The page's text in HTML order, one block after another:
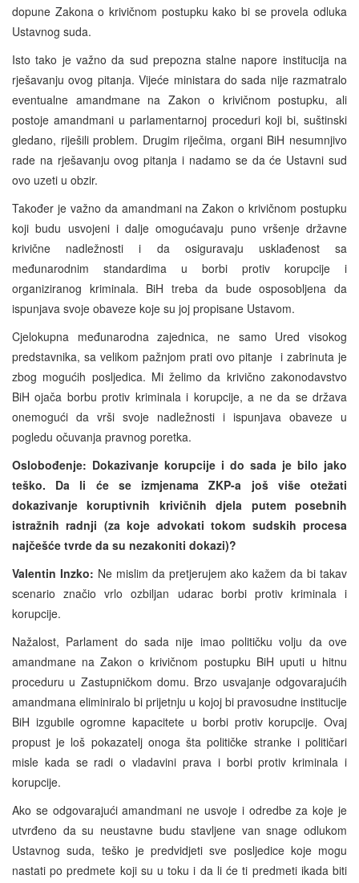
dopune Zakona o krivičnom postupku kako bi se provela odluka
Ustavnog suda.
Isto tako je važno da sud prepozna stalne napore institucija na
rješavanju ovog pitanja. Vijeće ministara do sada nije razmatralo
eventualne amandmane na Zakon o krivičnom postupku, ali
postoje amandmani u parlamentarnoj proceduri koji bi, suštinski
gledano, riješili problem. Drugim riječima, organi BiH nesumnjivo
rade na rješavanju ovog pitanja i nadamo se da će Ustavni sud
ovo uzeti u obzir.
Također je važno da amandmani na Zakon o krivičnom postupku
koji budu usvojeni i dalje omogućavaju puno vršenje državne
krivične nadležnosti i da osiguravaju usklađenost sa
međunarodnim standardima u borbi protiv korupcije i
organiziranog kriminala. BiH treba da bude osposobljena da
ispunjava svoje obaveze koje su joj propisane Ustavom.
Cjelokupna međunarodna zajednica, ne samo Ured visokog
predstavnika, sa velikom pažnjom prati ovo pitanje i zabrinuta je
zbog mogućih posljedica. Mi želimo da krivično zakonodavstvo
BiH ojača borbu protiv kriminala i korupcije, a ne da se država
onemogući da vrši svoje nadležnosti i ispunjava obaveze u
pogledu očuvanja pravnog poretka.
Oslobođenje: Dokazivanje korupcije i do sada je bilo jako
teško. Da li će se izmjenama ZKP-a još više otežati
dokazivanje koruptivnih krivičnih djela putem posebnih
istražnih radnji (za koje advokati tokom sudskih procesa
najčešće tvrde da su nezakoniti dokazi)?
Valentin Inzko: Ne mislim da pretjerujem ako kažem da bi takav
scenario značio vrlo ozbiljan udarac borbi protiv kriminala i
korupcije.
Nažalost, Parlament do sada nije imao političku volju da ove
amandmane na Zakon o krivičnom postupku BiH uputi u hitnu
proceduru u Zastupničkom domu. Brzo usvajanje odgovarajućih
amandmana eliminiralo bi prijetnju u kojoj bi pravosudne institucije
BiH izgubile ogromne kapacitete u borbi protiv korupcije. Ovaj
propust je loš pokazatelj onoga šta političke stranke i političari
misle kada se radi o vladavini prava i borbi protiv kriminala i
korupcije.
Ako se odgovarajući amandmani ne usvoje i odredbe za koje je
utvrđeno da su neustavne budu stavljene van snage odlukom
Ustavnog suda, teško je predvidjeti sve posljedice koje mogu
nastati po predmete koji su u toku i da li će ti predmeti ikada biti